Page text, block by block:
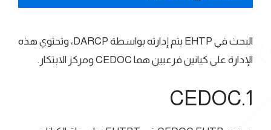
البحث في EHTP يتم إدارته بواسطة DARCP، وتحتوي هذه
الإدارة على كيانين فرعيين هما CEDOC ومركز الابتكار.
CEDOC.1